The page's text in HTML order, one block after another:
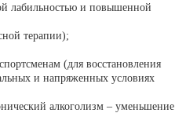
лабильностью и повышенной
терапии);
(для восстановления
и напряженных условиях
алкоголизм – уменьшение